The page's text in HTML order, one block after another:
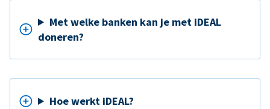
Met welke banken kan je met iDEAL
doneren?
Hoe werkt iDEAL?